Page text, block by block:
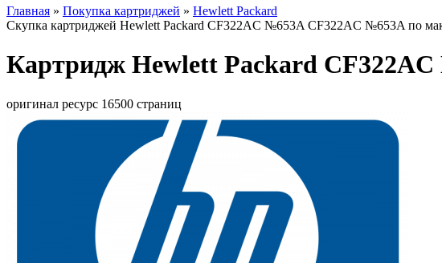
Главная » Покупка картриджей » Hewlett Packard
Скупка картриджей Hewlett Packard CF322AC №653A CF322AC №653A по
Картридж Hewlett Packard
оригинал ресурс 16500 страниц